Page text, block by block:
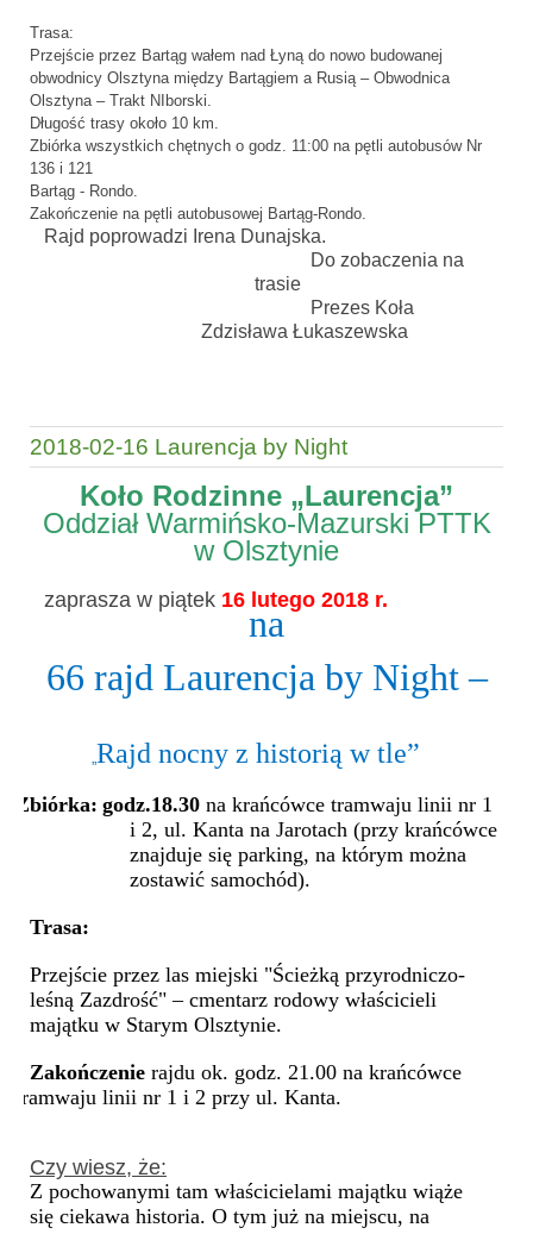
Trasa:
Przejście przez Bartąg wałem nad Łyną do nowo budowanej
obwodnicy Olsztyna między Bartągiem a Rusią – Obwodnica
Olsztyna – Trakt NIborski.
Długość trasy około 10 km.
Zbiórka wszystkich chętnych o godz. 11:00 na pętli autobusów Nr
136 i 121
Bartąg - Rondo.
Zakończenie na pętli autobusowej Bartąg-Rondo.
Rajd poprowadzi Irena Dunajska.
Do zobaczenia na
trasie
Prezes Koła
Zdzisława Łukaszewska
2018-02-16 Laurencja by Night
Koło Rodzinne „Laurencja”
Oddział Warmińsko-Mazurski PTTK
w Olsztynie
zaprasza w piątek 16 lutego 2018 r.
na
66 rajd Laurencja by Night –
„Rajd nocny z historią w tle”
Zbiórka: godz.18.30na krańcówce tramwaju linii nr 1
i 2, ul. Kanta na Jarotach (przy krańcówce
znajduje się parking, na którym można
zostawić samochód).
Trasa:
Przejście przez las miejski "Ścieżką przyrodniczo-
leśną Zazdrość" – cmentarz rodowy właścicieli
majątku w Starym Olsztynie.
Zakończenie rajdu ok. godz. 21.00 na krańcówce
tramwaju linii nr 1 i 2 przy ul. Kanta.
Czy wiesz, że:
Z pochowanymi tam właścicielami majątku wiąże
się ciekawa historia. O tym już na miejscu, na